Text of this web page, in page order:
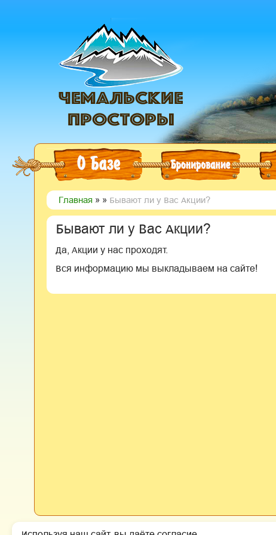
#6 (БЕЗ НАЗВАНИЯ) БРОНИРОВАНИЕ УСЛУГИ
Главная » » Бывают ли у Вас Акции?
Бывают ли у Вас Акции?
Да, Акции у нас проходят.
Вся информацию мы выкладываем на сайте!
Политика обработки персональных данных